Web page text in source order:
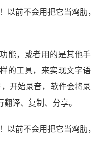
能，或者用的是其他手
的工具，来实现文字语
开始录音，软件会将录
译、复制、分享。